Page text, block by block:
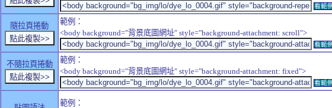
看範例
隨拉頁捲動
範例：
<body background="背景底圖網址" style="background-attachment: scroll">
看範例
不隨拉頁捲動
範例：
<body background="背景底圖網址" style="background-attachment: fixed">
看範例
範例：